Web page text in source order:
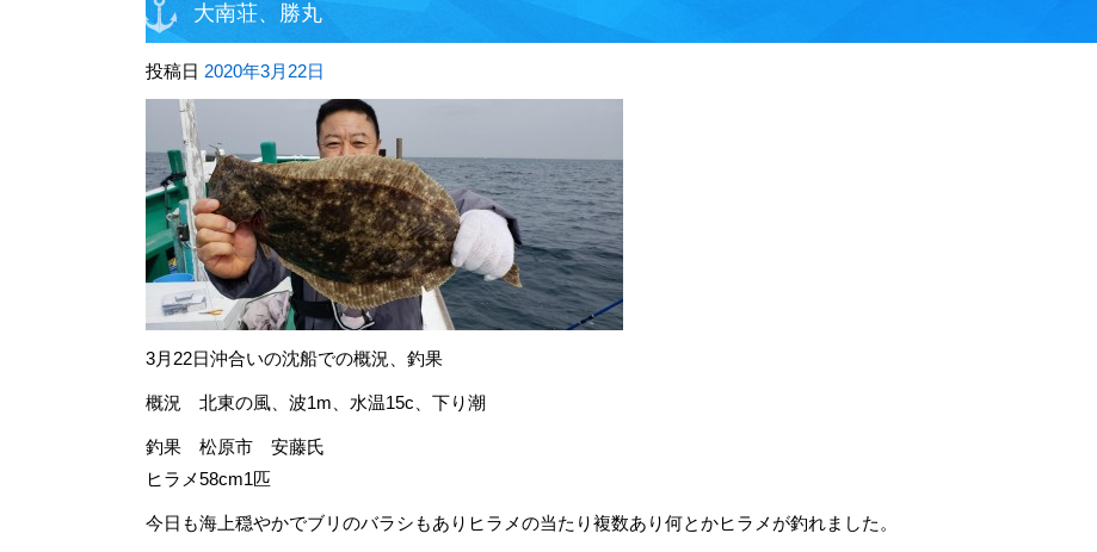
大南荘、勝丸
投稿日 2020年3月22日
3月22日沖合いの沈船での概況、釣果
概況 北東の風、波1m、水温15c、下り潮
釣果 松原市 安藤氏
ヒラメ58cm1匹
今日も海上穏やかでブリのバラシもありヒラメの当たり複数あり何とかヒラメが釣れました。